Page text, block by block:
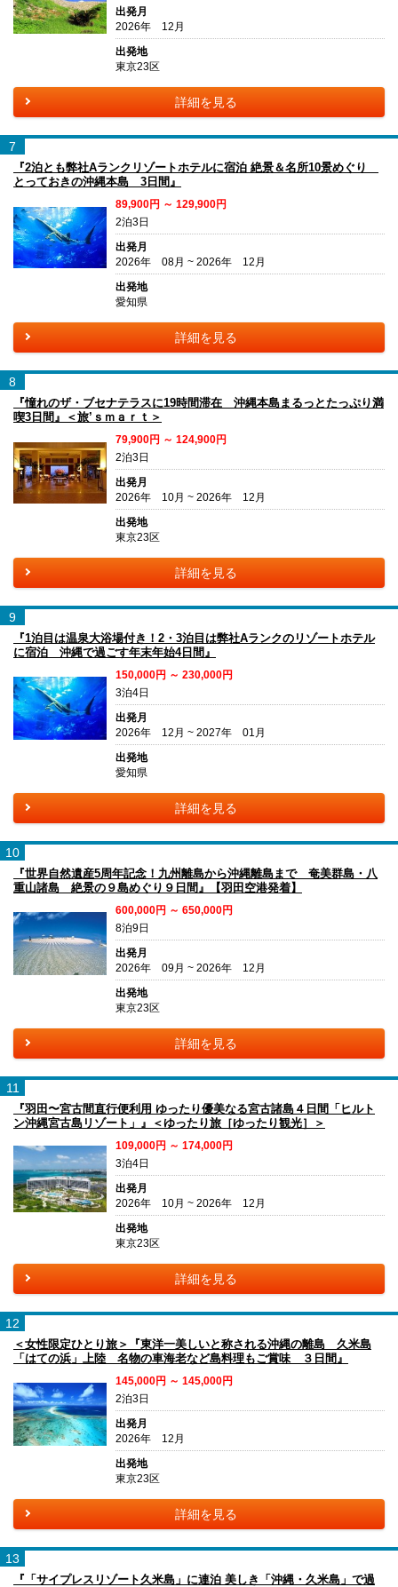
出発月
2026年 12月
出発地
東京23区
詳細を見る
7
『2泊とも弊社Aランクリゾートホテルに宿泊 絶景＆名所10景めぐり
とっておきの沖縄本島 3日間』
89,900円 ～ 129,900円
2泊3日
出発月
2026年 08月 ~ 2026年 12月
出発地
愛知県
詳細を見る
8
『憧れのザ・ブセナテラスに19時間滞在 沖縄本島まるっとたっぷり満
喫3日間』＜旅’ｓｍａｒｔ＞
79,900円 ～ 124,900円
2泊3日
出発月
2026年 10月 ~ 2026年 12月
出発地
東京23区
詳細を見る
9
『1泊目は温泉大浴場付き！2・3泊目は弊社Aランクのリゾートホテル
に宿泊 沖縄で過ごす年末年始4日間』
150,000円 ～ 230,000円
3泊4日
出発月
2026年 12月 ~ 2027年 01月
出発地
愛知県
詳細を見る
10
『世界自然遺産5周年記念！九州離島から沖縄離島まで 奄美群島・八
重山諸島 絶景の９島めぐり９日間』【羽田空港発着】
600,000円 ～ 650,000円
8泊9日
出発月
2026年 09月 ~ 2026年 12月
出発地
東京23区
詳細を見る
11
『羽田〜宮古間直行便利用 ゆったり優美なる宮古諸島４日間「ヒルト
ン沖縄宮古島リゾート」』＜ゆったり旅［ゆったり観光］＞
109,000円 ～ 174,000円
3泊4日
出発月
2026年 10月 ~ 2026年 12月
出発地
東京23区
詳細を見る
12
＜女性限定ひとり旅＞『東洋一美しいと称される沖縄の離島 久米島
「はての浜」上陸 名物の車海老など島料理もご賞味 ３日間』
145,000円 ～ 145,000円
2泊3日
出発月
2026年 12月
出発地
東京23区
詳細を見る
13
『「サイプレスリゾート久米島」に連泊 美しき「沖縄・久米島」で過